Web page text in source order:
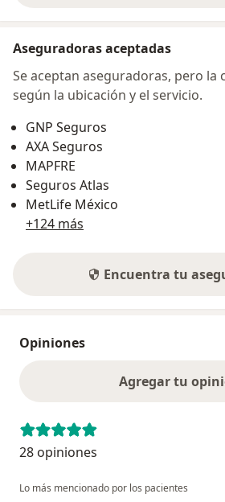
Aseguradoras aceptadas
Se aceptan aseguradoras, pero la
según la ubicación y el servicio.
GNP Seguros
AXA Seguros
MAPFRE
Seguros Atlas
MetLife México
+124 más
Encuentra tu
Opiniones
Agregar tu
28 opiniones
Lo más mencionado por los pacientes